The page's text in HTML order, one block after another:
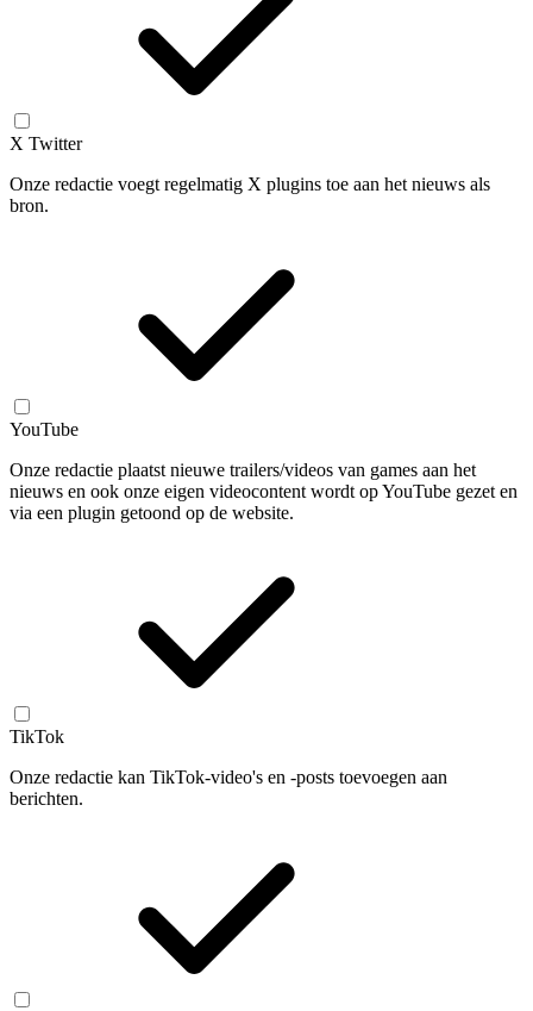
X Twitter
Onze redactie voegt regelmatig X plugins toe aan het nieuws als
bron.
YouTube
Onze redactie plaatst nieuwe trailers/videos van games aan het
nieuws en ook onze eigen videocontent wordt op YouTube gezet en
via een plugin getoond op de website.
TikTok
Onze redactie kan TikTok-video's en -posts toevoegen aan
berichten.